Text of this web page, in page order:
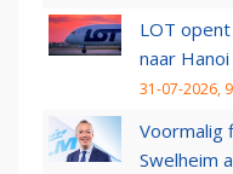
LOT
naar Hanoi
31-07-2026,
Voormalig
Swelheim